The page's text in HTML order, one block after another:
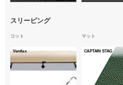
スリーピング
コット
Ventlax
マット
CAPTAIN STAG